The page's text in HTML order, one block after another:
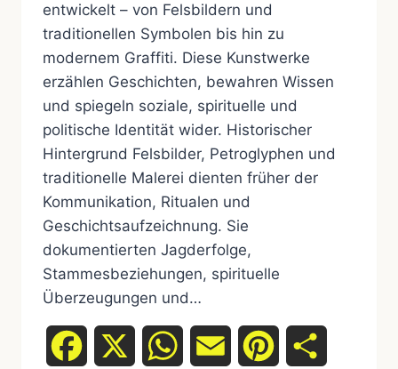
entwickelt – von Felsbildern und
traditionellen Symbolen bis hin zu
modernem Graffiti. Diese Kunstwerke
erzählen Geschichten, bewahren Wissen
und spiegeln soziale, spirituelle und
politische Identität wider. Historischer
Hintergrund Felsbilder, Petroglyphen und
traditionelle Malerei dienten früher der
Kommunikation, Ritualen und
Geschichtsaufzeichnung. Sie
dokumentierten Jagderfolge,
Stammesbeziehungen, spirituelle
Überzeugungen und…
Facebook WhatsAppEmail Pinterest